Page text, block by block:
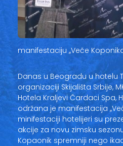
manifestaciju ,,Veče
Danas u Beogradu u hotelu
organizaciji Skijališta Srbije,
Hotela Kraljevi Čardaci Spa,
održana je manifestacija
minifestaciji hotelijeri su
akcije za novu zimsku
Kopaonik spremniji nego